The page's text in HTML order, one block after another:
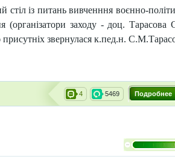
стіл із питань вивченння воєнно-
(організатори заходу - доц. Тарасова
звернулася к.пед.н. С.М.
Подробнее
5469
4